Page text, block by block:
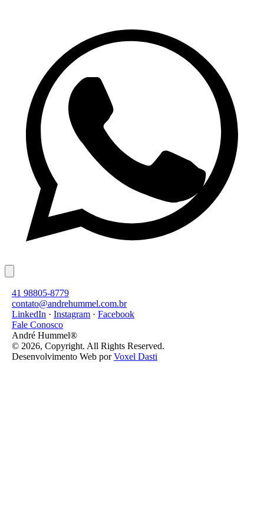
41 98805-8779
contato@andrehummel.com.br
LinkedIn · Instagram · Facebook
Fale Conosco
André Hummel®
© 2026, Copyright. All Rights Reserved.
Desenvolvimento Web porVoxel Dasti